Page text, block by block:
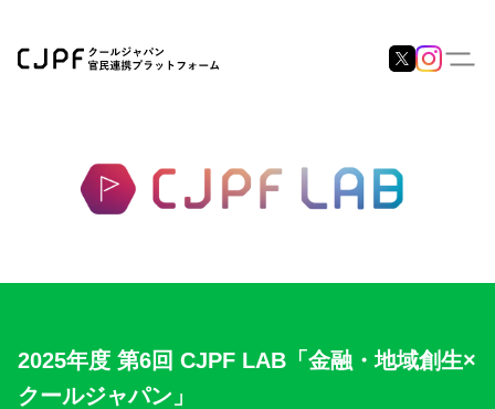
2025年度 第6回 CJPF LAB「金融・地域創生×
クールジャパン」